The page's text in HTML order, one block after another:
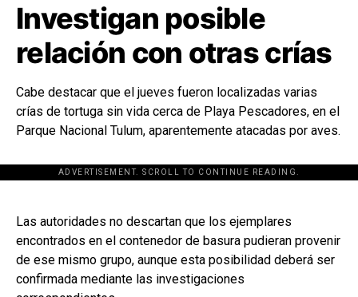
Investigan posible
relación con otras crías
Cabe destacar que el jueves fueron localizadas varias
crías de tortuga sin vida cerca de Playa Pescadores, en el
Parque Nacional Tulum, aparentemente atacadas por aves.
ADVERTISEMENT. SCROLL TO CONTINUE READING.
[adsforwp id="243463"]
Las autoridades no descartan que los ejemplares
encontrados en el contenedor de basura pudieran provenir
de ese mismo grupo, aunque esta posibilidad deberá ser
confirmada mediante las investigaciones